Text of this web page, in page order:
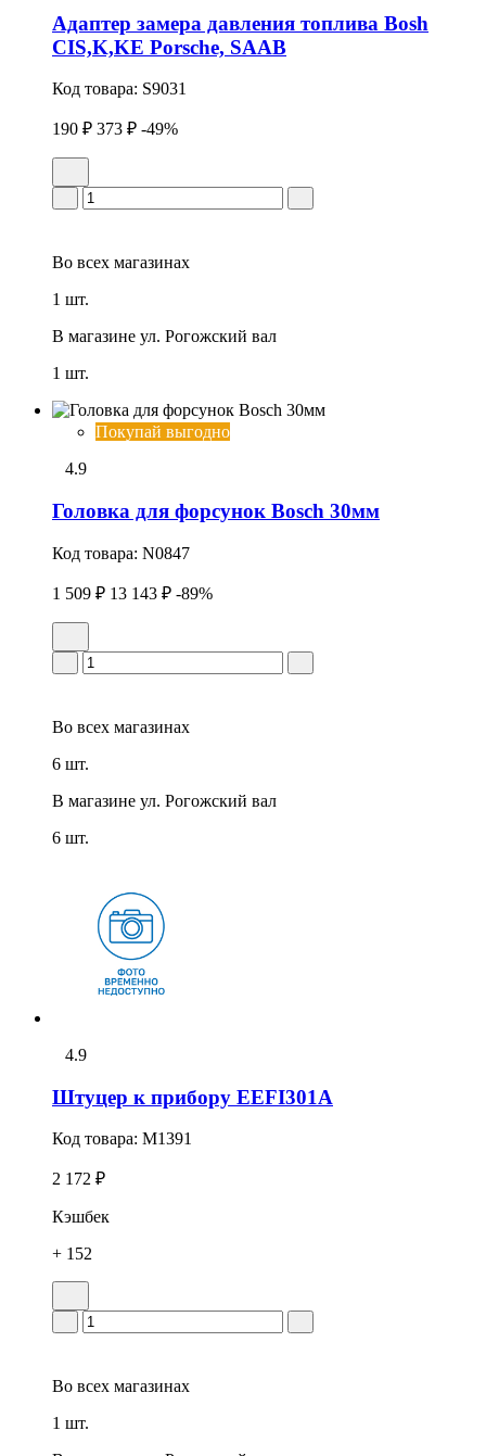
Адаптер замера давления топлива Bosh
CIS,K,KE Porsche, SAAB
Код товара: S9031
190 ₽ 373 ₽ -49%
Во всех магазинах
1 шт.
В магазине ул. Рогожский вал
1 шт.
Покупай выгодно
4.9
Головка для форсунок Bosch 30мм
Код товара: N0847
1 509 ₽ 13 143 ₽ -89%
Во всех магазинах
6 шт.
В магазине ул. Рогожский вал
6 шт.
4.9
Штуцер к прибору EEFI301A
Код товара: M1391
2 172 ₽
Кэшбек
+ 152
Во всех магазинах
1 шт.